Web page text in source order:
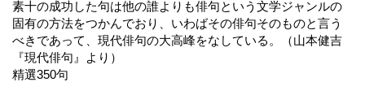
素十の成功した句は他の誰よりも俳句という文学ジャンルの
固有の方法をつかんでおり、いわばその俳句そのものと言う
べきであって、現代俳句の大高峰をなしている。（山本健吉
『現代俳句』より）
精選350句